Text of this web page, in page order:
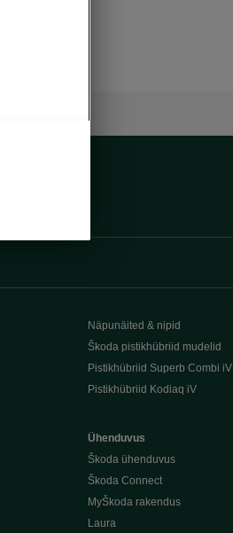
Näpunäited & nipid
Škoda pistikhübriid mudelid
Pistikhübriid Superb Combi iV
Pistikhübriid Kodiaq iV
Ühenduvus
Škoda ühenduvus
Škoda Connect
MyŠkoda rakendus
Laura